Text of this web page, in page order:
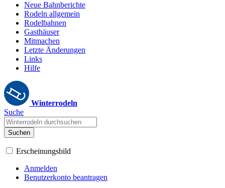
Neue Bahnberichte
Rodeln allgemein
Rodelbahnen
Gasthäuser
Mitmachen
Letzte Änderungen
Links
Hilfe
Winterrodeln
Suche
Suchen
Erscheinungsbild
Anmelden
Benutzerkonto beantragen